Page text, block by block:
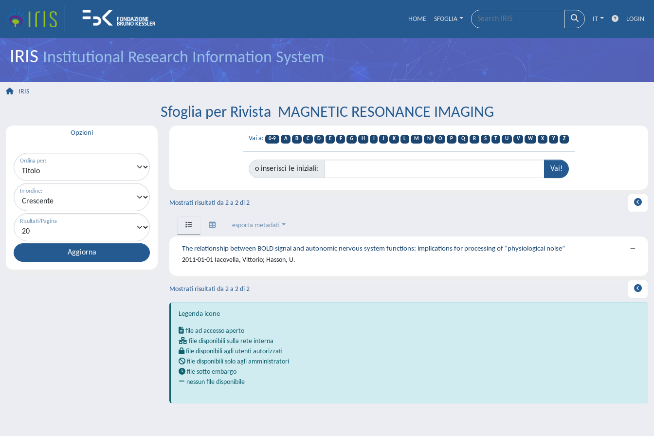
HOME SFOGLIA IT LOGIN
IRISInstitutional Research Information System
IRIS
Sfoglia per Rivista MAGNETIC RESONANCE IMAGING
Opzioni
Ordina per:
In ordine:
Risultati/Pagina
Vai a: 0-9 A B C D E F G H J K L M N O P Q R S T U V W X Y Z
o inserisci le iniziali:
Mostrati risultati da 2 a 2 di 2
esporta metadati
The relationship between BOLD signal and autonomic nervous system functions: implications for processing of “physiological noise”
2011-01-01 Iacovella, Vittorio; Hasson, U.
Mostrati risultati da 2 a 2 di 2
Legenda icone
file ad accesso aperto
file disponibili sulla rete interna
file disponibili agli utenti autorizzati
file disponibili solo agli amministratori
file sotto embargo
nessun file disponibile